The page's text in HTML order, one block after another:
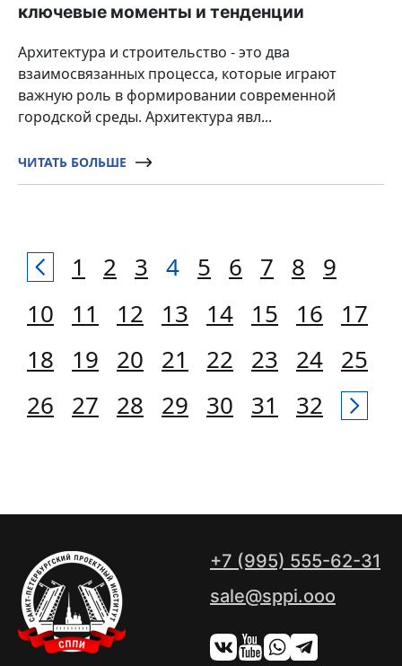
ключевые моменты и тенденции
Архитектура и строительство - это два
взаимосвязанных процесса, которые играют
важную роль в формировании современной
городской среды. Архитектура явл...
ЧИТАТЬ БОЛЬШЕ
1 2 3 4 5 6 7 8
9
10
11 12 13 14 15 16
17
18
19 20 21 22 23 24 25
26
27 28 29 30 31 32
+7 (995) 555-62-31
sale@sppi.ooo